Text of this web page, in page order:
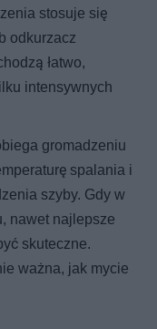
stosuje się
odkurzacz
łatwo,
intensywnych
gromadzeniu
spalania i
szyby. Gdy w
nawet najlepsze
skuteczne.
ważna, jak mycie